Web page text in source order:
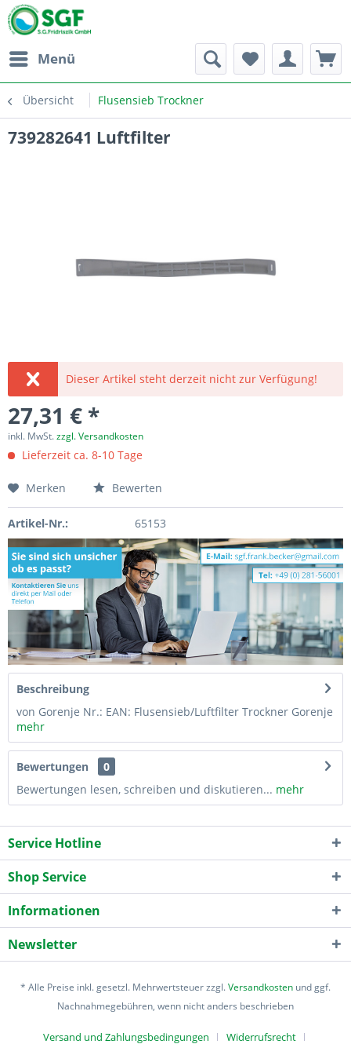
Menü
Übersicht Flusensieb Trockner
739282641 Luftfilter
Dieser Artikel steht derzeit nicht zur Verfügung!
27,31 € *
inkl. MwSt.zzgl. Versandkosten
Lieferzeit ca. 8-10 Tage
Merken Bewerten
Artikel-Nr.: 65153
Beschreibung
von Gorenje Nr.: EAN: Flusensieb/Luftfilter Trockner Gorenje
mehr
Bewertungen
0
Bewertungen lesen, schreiben und diskutieren... mehr
Service Hotline
Shop Service
Informationen
Newsletter
* Alle Preise inkl. gesetzl. Mehrwertsteuer zzgl.Versandkosten und ggf.
Nachnahmegebühren, wenn nicht anders beschrieben
Versand und Zahlungsbedingungen Widerrufsrecht